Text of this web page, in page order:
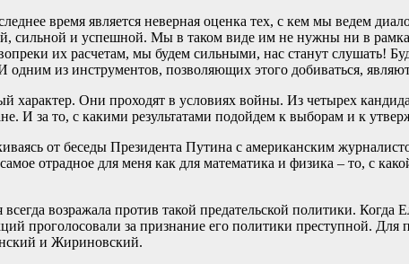
время является неверная оценка тех, с кем мы ведем
сильной и успешной. Мы в таком виде им не нужны ни в
их расчетам, мы будем сильными, нас станут слушать!
одним из инструментов, позволяющих этого добиваться,
Они проходят в условиях войны. Из четырех
И за то, с какими результатами подойдем к выборам и к
от беседы Президента Путина с американским
отрадное для меня как для математика и физика – то, с
возражала против такой предательской политики. Когда
проголосовали за признание его политики преступной.
и Жириновский.